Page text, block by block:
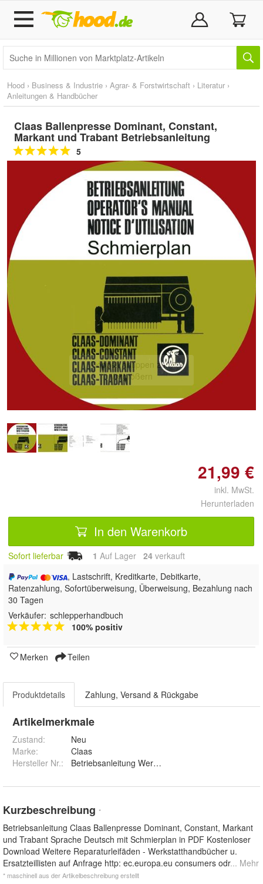
Hood › Business & Industrie › Agrar- & Forstwirtschaft › Literatur ›
Anleitungen & Handbücher
Claas Ballenpresse Dominant, Constant,
Markant und Trabant Betriebsanleitung
5
Doppelt antippen zum
vergrößern
21,99 €
inkl. MwSt.
Herunterladen
In den Warenkorb
Sofort lieferbar 1 Auf Lager 24 verkauft
, Lastschrift, Kreditkarte, Debitkarte,
Ratenzahlung, Sofortüberweisung, Überweisung, Bezahlung nach
30 Tagen
Verkäufer: schlepperhandbuch
100% positiv
Merken Teilen
Produktdetails Zahlung, Versand & Rückgabe
Artikelmerkmale
Zustand:
Neu
Marke:
Claas
Hersteller Nr.:
Betriebsanleitung Werkstatthandbuch
Kurzbeschreibung *
Betriebsanleitung Claas Ballenpresse Dominant, Constant, Markant
und Trabant Sprache Deutsch mit Schmierplan in PDF Kostenloser
Download Weitere Reparaturleifäden - Werkstatthandbücher u.
Ersatzteillisten auf Anfrage http: ec.europa.eu consumers odr... Mehr
* maschinell aus der Artikelbeschreibung erstellt